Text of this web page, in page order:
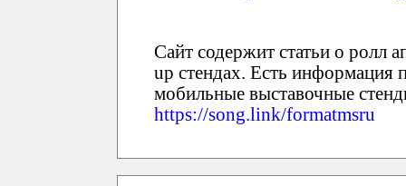
Сайт содержит статьи о ролл
up стендах. Есть
мобильные выставочные
https://song.link/formatmsru